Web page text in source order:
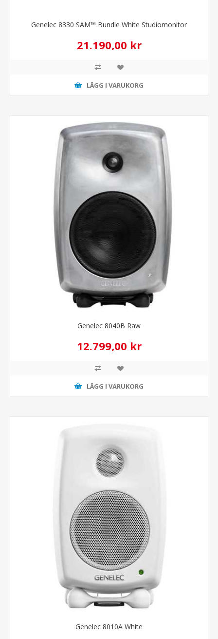
Genelec 8330 SAM™ Bundle White Studiomonitor
21.190,00 kr
LÄGG I VARUKORG
Genelec 8040B Raw
12.799,00 kr
LÄGG I VARUKORG
Genelec 8010A White